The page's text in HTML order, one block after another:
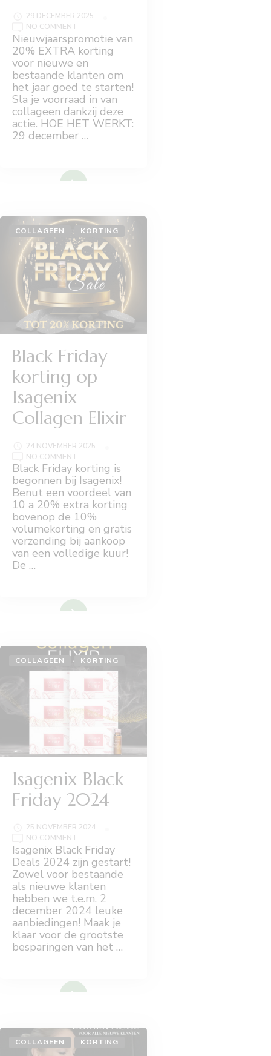
29 DECEMBER 2025
NO COMMENT
NIEUWJAARSPROMO
ISAGENIX
KERSTMIS
2025-
2026
Nieuwjaarspromotie van
20% EXTRA korting
voor nieuwe en
bestaande klanten om
het jaar goed te starten!
Sla je voorraad in van
collageen dankzij deze
actie. HOE HET WERKT:
29 december …
COLLAGEEN KORTING
Black Friday
korting op
Isagenix
Collagen Elixir
24 NOVEMBER 2025
NO COMMENT
BLACK
FRIDAY
KORTING
ISAGENIX
COLLAGEN
ELIXIR
Black Friday korting is
begonnen bij Isagenix!
Benut een voordeel van
10 a 20% extra korting
bovenop de 10%
volumekorting en gratis
verzending bij aankoop
van een volledige kuur!
De …
COLLAGEEN KORTING
Isagenix Black
Friday 2024
25 NOVEMBER 2024
NO COMMENT
ISAGENIX
BLACK
FRIDAY
2024
Isagenix Black Friday
Deals 2024 zijn gestart!
Zowel voor bestaande
als nieuwe klanten
hebben we t.e.m. 2
december 2024 leuke
aanbiedingen! Maak je
klaar voor de grootste
besparingen van het …
COLLAGEEN KORTING